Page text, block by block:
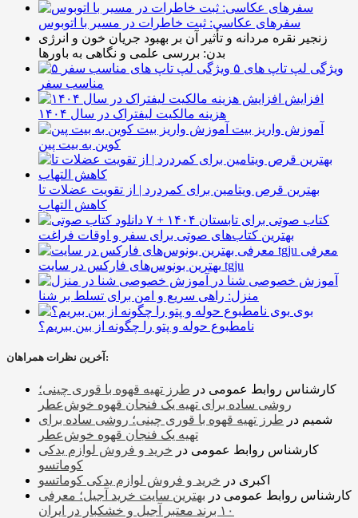
سفرهای عکاسی: ثبت خاطرات در مسیر با اتوبوس
زنجیر نقره مردانه و تأثیر آن بر بهبود جریان خون و انرژی
بدن: بررسی علمی و نگاهی به باورها
۵ ویژگی لپ تاپ های
مناسب سفر
افزایش
هزینه مالکیت لیفتراک در سال ۱۴۰۴
آموزش واریز بیت
کوین به بیت پین
بهترین قرص ویتامین برای کمردرد | از تقویت عضلات تا
کاهش التهاب
۷ کتاب صوتی برای تابستان ۱۴۰۴ +
بهترین کتاب‌های صوتی برای سفر و اوقات فراغت
معرفی
بهترین بونوس‌های فارکس در سایت tgju
آموزش خصوصی شنا در
منزل: راهی سریع و امن برای تسلط بر شنا
بوی
نامطبوع حوله و پتو را چگونه از بین ببریم؟
آخرین نظرات همراهان:
کارشناس روابط عمومی در طرز تهیه قهوه با قوری چینی؛
روشی ساده برای تهیه یک فنجان قهوه خوش‌عطر
شمیم در طرز تهیه قهوه با قوری چینی؛ روشی ساده برای
تهیه یک فنجان قهوه خوش‌عطر
کارشناس روابط عمومی در خرید و فروش لوازم یدکی
کوماتسو
اکبری در خرید و فروش لوازم یدکی کوماتسو
کارشناس روابط عمومی در بهترین سایت خرید آجیل؛ معرفی
۱۰ برند معتبر آجیل و خشکبار در ایران